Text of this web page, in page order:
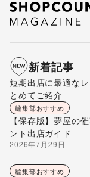
新着記事
短期出店に最適な
とめてご紹介
編集部おすすめ
【保存版】夢屋の
ント出店ガイド
2026年7月29日
編集部おすすめ